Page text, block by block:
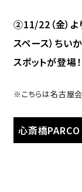
②11/22（金）よ
スペース）ちい
スポットが登場！
※こちらは名古屋会
心斎橋